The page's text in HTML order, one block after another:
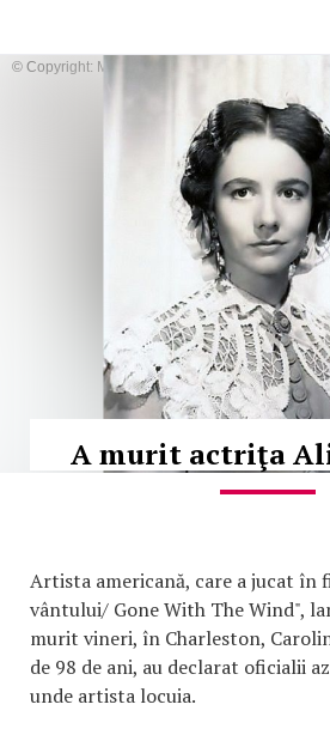
© Copyright: MEDIAFAX
A murit actriţa
Artista americană, care a jucat în
vântului/ Gone With The Wind",
murit vineri, în Charleston,
de 98 de ani, au declarat oficialii
unde artista locuia.